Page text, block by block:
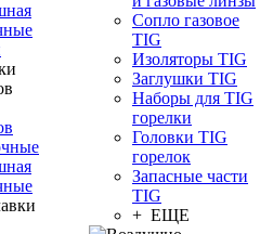
Сопло газовое
TIG
Изоляторы TIG
Заглушки TIG
Наборы для TIG
горелки
Головки TIG
горелок
Запасные части
TIG
+ ЕЩЕ